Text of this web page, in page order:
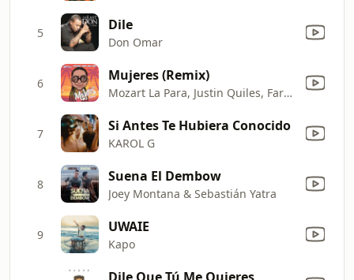
5 Dile
Don Omar
6 Mujeres (Remix)
Mozart La Para, Justin Quiles, Farruko & Jowell & Randy
7 Si Antes Te Hubiera Conocido
KAROL G
8 Suena El Dembow
Joey Montana & Sebastián Yatra
9 UWAIE
Kapo
Dile Que Tú Me Quieres